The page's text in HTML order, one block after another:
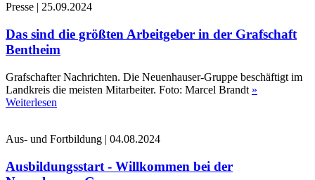
Presse | 25.09.2024
Das sind die größten Arbeitgeber in der Grafschaft
Bentheim
Grafschafter Nachrichten. Die Neuenhauser-Gruppe beschäftigt im
Landkreis die meisten Mitarbeiter. Foto: Marcel Brandt »
Weiterlesen
Aus- und Fortbildung | 04.08.2024
Ausbildungsstart - Willkommen bei der